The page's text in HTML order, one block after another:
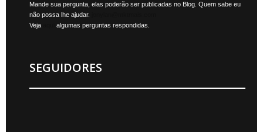
Mande sua pergunta, elas poderão ser publicadas no Blog. Quem sabe eu
não possa lhe ajudar.
Veja
algumas perguntas respondidas.
SEGUIDORES